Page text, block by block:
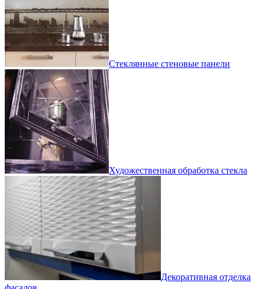
Стеклянные стеновые панели
Художественная обработка стекла
Декоративная отделка